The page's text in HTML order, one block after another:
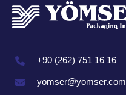
+90 (262) 751 16 16
yomser@yomser.com